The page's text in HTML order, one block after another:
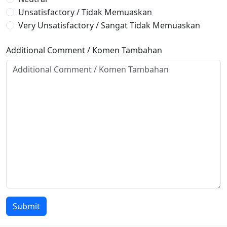
Unsatisfactory / Tidak Memuaskan
Very Unsatisfactory / Sangat Tidak Memuaskan
Additional Comment / Komen Tambahan
Leave
this
Submit